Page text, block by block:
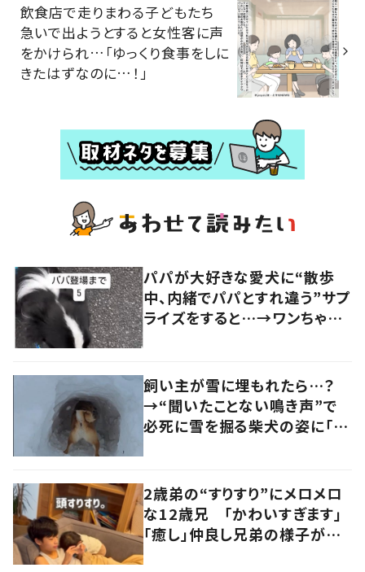
飲食店で走りまわる子どもたち
急いで出ようとすると女性客に声
をかけられ…「ゆっくり食事をしに
きたはずなのに…！」
パパが大好きな愛犬に“散歩
中、内緒でパパとすれ違う”サプ
ライズをすると…→ワンちゃん
飼い主が雪に埋もれたら…？
→“聞いたことない鳴き声”で
必死に雪を掘る柴犬の姿に「涙
2歳弟の“すりすり”にメロメロ
な12歳兄 「かわいすぎます」
「癒し」仲良し兄弟の様子が